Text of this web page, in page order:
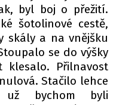
je
IČ: 118 23 054
byl boj o přežití.
šotolinové cestě,
skály a na vnějšku
se do výšky
Přilnavost
Stačilo lehce
bychom byli